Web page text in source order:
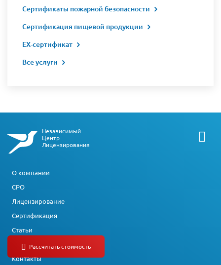
Сертификаты пожарной безопасности
Сертификация пищевой продукции
EX-сертификат
Все услуги
Независимый
Центр
Лицензирования
О компании
СРО
Лицензирование
Сертификация
Статьи
Отзывы
Контакты